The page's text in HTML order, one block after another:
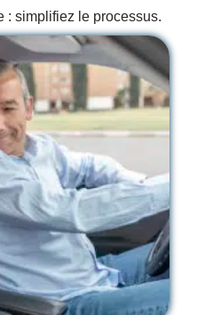
: simplifiez le processus.